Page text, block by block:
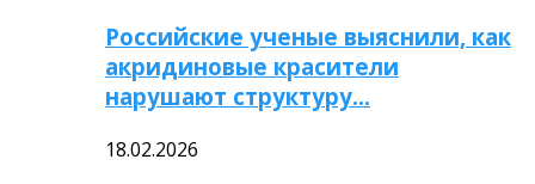
Российские ученые выяснили, как
акридиновые красители
нарушают структуру…
18.02.2026